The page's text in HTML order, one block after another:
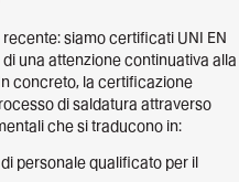
siamo certificati UNI EN
una attenzione continuativa alla
concreto, la certificazione
di saldatura attraverso
che si traducono in:
personale qualificato per il